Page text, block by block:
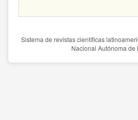
Sistema de revistas científicas
Nacional Autónoma de